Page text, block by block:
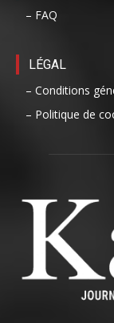
– FAQ
LÉGAL
– Conditions
– Politique de